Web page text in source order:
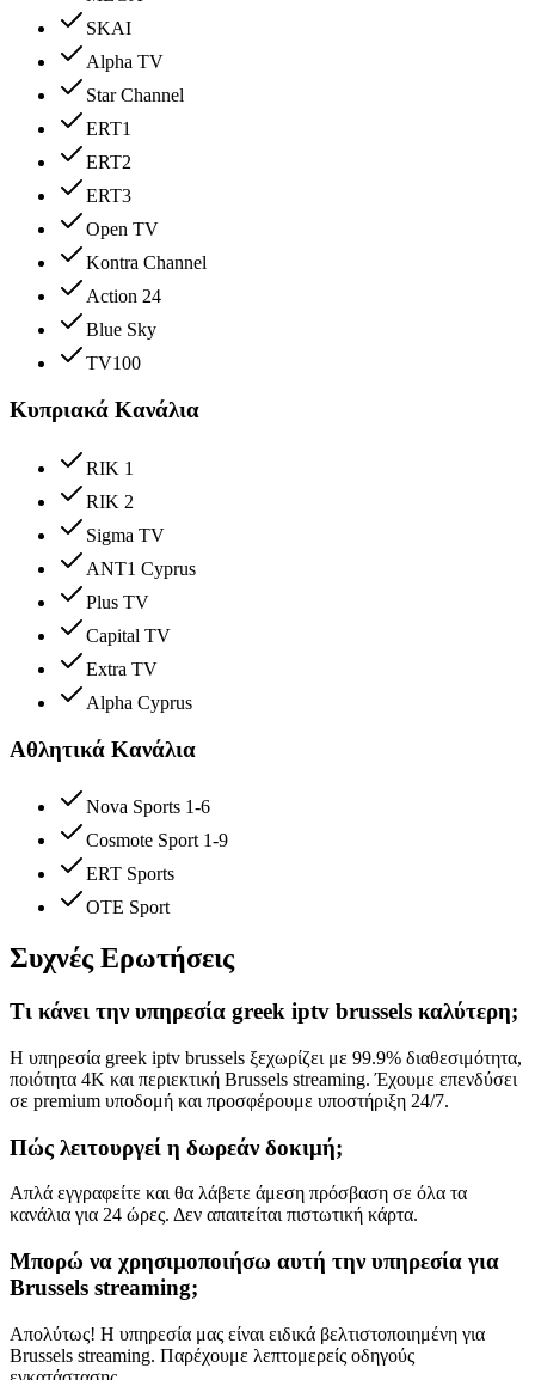
SKAI
Alpha TV
Star Channel
ERT1
ERT2
ERT3
Open TV
Kontra Channel
Action 24
Blue Sky
TV100
Κυπριακά Κανάλια
RIK 1
RIK 2
Sigma TV
ANT1 Cyprus
Plus TV
Capital TV
Extra TV
Alpha Cyprus
Αθλητικά Κανάλια
Nova Sports 1-6
Cosmote Sport 1-9
ERT Sports
OTE Sport
Συχνές Ερωτήσεις
Τι κάνει την υπηρεσία greek iptv brussels καλύτερη;
Η υπηρεσία greek iptv brussels ξεχωρίζει με 99.9% διαθεσιμότητα,
ποιότητα 4K και περιεκτική Brussels streaming. Έχουμε επενδύσει
σε premium υποδομή και προσφέρουμε υποστήριξη 24/7.
Πώς λειτουργεί η δωρεάν δοκιμή;
Απλά εγγραφείτε και θα λάβετε άμεση πρόσβαση σε όλα τα
κανάλια για 24 ώρες. Δεν απαιτείται πιστωτική κάρτα.
Μπορώ να χρησιμοποιήσω αυτή την υπηρεσία για
Brussels streaming;
Απολύτως! Η υπηρεσία μας είναι ειδικά βελτιστοποιημένη για
Brussels streaming. Παρέχουμε λεπτομερείς οδηγούς